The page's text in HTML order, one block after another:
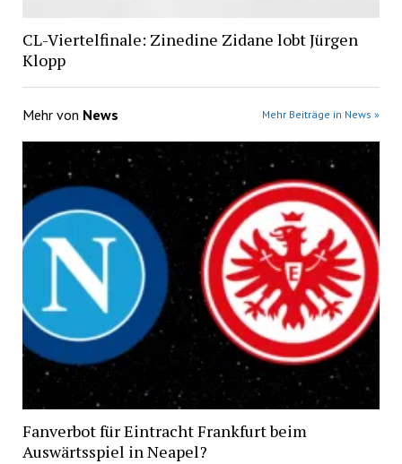
CL-Viertelfinale: Zinedine Zidane lobt Jürgen
Klopp
Mehr von News Mehr Beiträge in News »
Fanverbot für Eintracht Frankfurt beim
Auswärtsspiel in Neapel?